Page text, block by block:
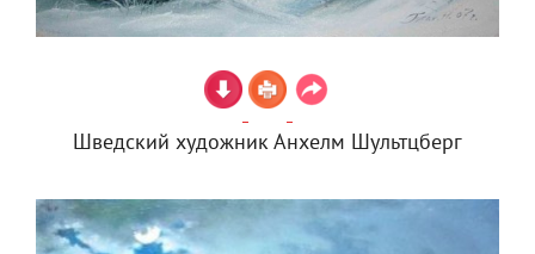
Шведский художник Анхелм Шультцберг